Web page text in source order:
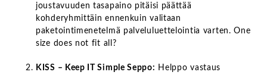
joustavuuden tasapaino pitäisi päättää
kohderyhmittäin ennenkuin valitaan
paketointimenetelmä palveluluettelointia varten. One
size does not fit all?
KISS – Keep IT Simple Seppo: Helppo vastaus